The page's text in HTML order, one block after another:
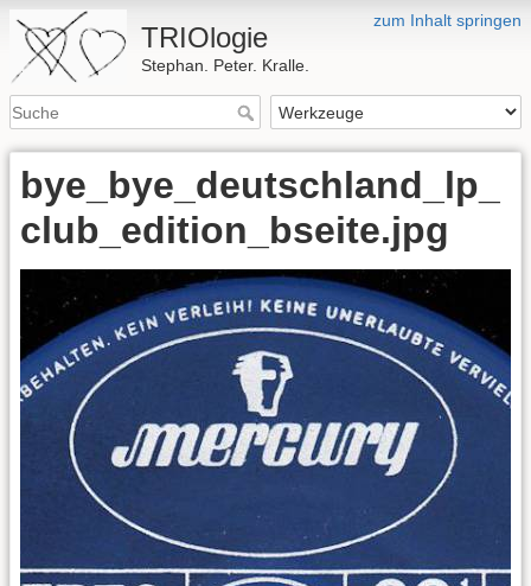
zum Inhalt springen
TRIOlogie
Stephan. Peter. Kralle.
bye_bye_deutschland_lp_
club_edition_bseite.jpg